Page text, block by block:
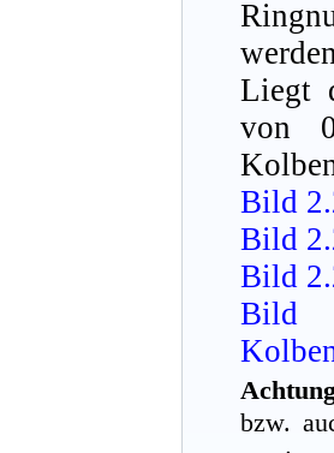
Liegt
von
Bild
Bild
Bild
Bild
bzw.